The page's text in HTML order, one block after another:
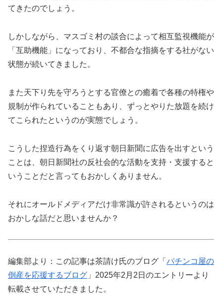
てきたのでしょう。
しかしながら、マスゴミ村の談合によって相互監視機能が
「互助機能」になっており、不都合な指摘をする社がない
状態が続いてきました。
また天下り先を守ろうとする官僚との癒着で各種の特権や
規制が作られていることもあり、ずっとやりた放題を続け
てこられたというのが実態でしょう。
こうした捏造行為をくり返す朝日新聞に広告を出すという
ことは、朝日新聞社の反社会的な活動を支持・支援すると
いうことだと言ってもおかしくありません。
それにオールドメディアだけ非常識が許されるというのは
おかしな話だと思いませんか？
編集部より：この記事は茶請け氏のブログ「 パチンコ屋の
倒産を応援するブログ 」2025年2月2日のエントリーより
転載させていただきました。